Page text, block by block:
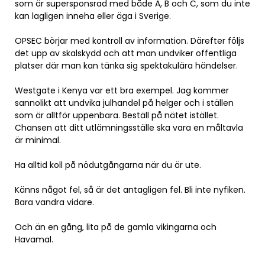
som är supersponsrad med både A, B och C, som du inte
kan lagligen inneha eller äga i Sverige.
OPSEC börjar med kontroll av information. Därefter följs
det upp av skalskydd och att man undviker offentliga
platser där man kan tänka sig spektakulära händelser.
Westgate i Kenya var ett bra exempel. Jag kommer
sannolikt att undvika julhandel på helger och i ställen
som är alltför uppenbara. Beställ på nätet istället.
Chansen att ditt utlämningsställe ska vara en måltavla
är minimal.
Ha alltid koll på nödutgångarna när du är ute.
Känns något fel, så är det antagligen fel. Bli inte nyfiken.
Bara vandra vidare.
Och än en gång, lita på de gamla vikingarna och
Havamal.